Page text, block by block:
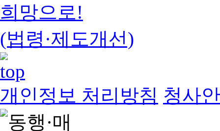
희망으로!
(법령·제도개선)
개인정보 처리방침 청사